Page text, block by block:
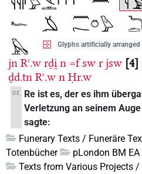
Glyphs artificially arranged
jn Rꜥ.w rḏi̯ n =f sw r jsw 4
ḏd.tn Rꜥ.w n Ḥr.w
DE
Re ist es, der es ihm
Verletzung an seinem
sagte:
Funerary Texts / Funeräre
Totenbücher
pLondon BM
Texts from Various Projects